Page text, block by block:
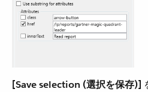
[Save selection (選択を保存)]